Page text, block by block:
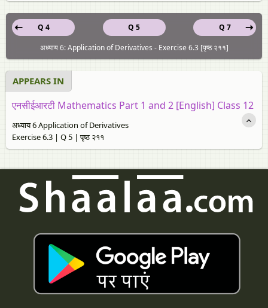
Q 5
Q 4
Q 7
अध्याय 6: Application of Derivatives - Exercise 6.3 [पृष्ठ २११]
APPEARS IN
एनसीईआरटी Mathematics Part 1 and 2 [English] Class 12
अध्याय 6 Application of Derivatives
Exercise 6.3 | Q 5 | पृष्ठ २११